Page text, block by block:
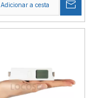
Adicionar a cesta